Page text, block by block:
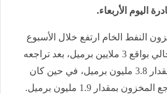
اليوم الأربعاء.
النفط الخام ارتفع خلال الأسبوع
المنتهي في 3 يوليو الحالي بواقع 3 ملايين برميل، بعد تراجعه
في الأسبوع السابق بمقدار 3.8 مليون برميل، في حين كان
بمقدار 1.9 مليون برميل.